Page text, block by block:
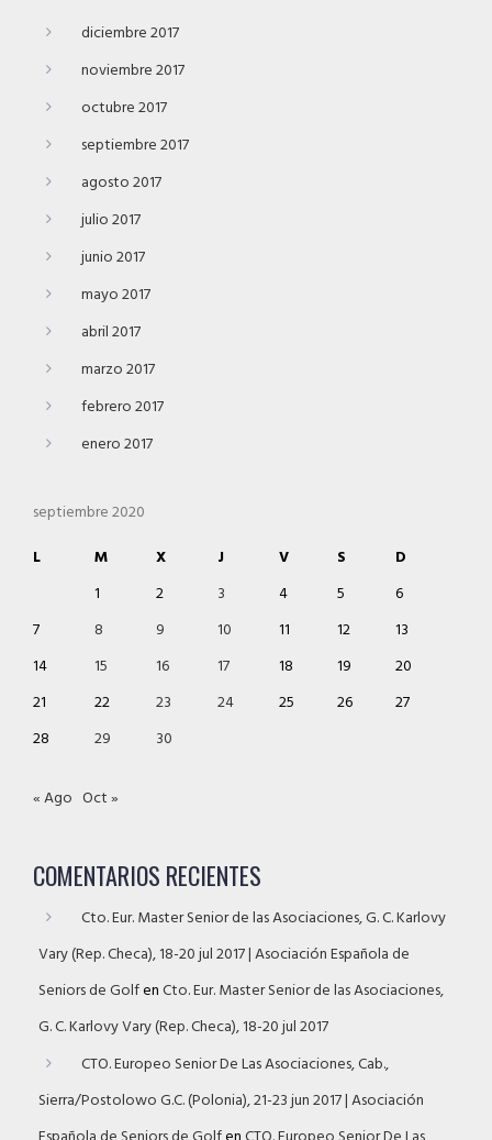
diciembre 2017
noviembre 2017
octubre 2017
septiembre 2017
agosto 2017
julio 2017
junio 2017
mayo 2017
abril 2017
marzo 2017
febrero 2017
enero 2017
septiembre 2020
L
M X J V S
D
1
2 3 4 5
6
7
8 9 10 11 12
13
14
15 16 17 18 19
20
21
22 23 24 25 26
27
28
29 30
« Ago Oct »
COMENTARIOS RECIENTES
Cto. Eur. Master Senior de las Asociaciones, G. C. Karlovy
Vary (Rep. Checa), 18-20 jul 2017 | Asociación Española de
Seniors de GolfenCto. Eur. Master Senior de las Asociaciones,
G. C. Karlovy Vary (Rep. Checa), 18-20 jul 2017
CTO. Europeo Senior De Las Asociaciones, Cab.,
Sierra/Postolowo G.C. (Polonia), 21-23 jun 2017 | Asociación